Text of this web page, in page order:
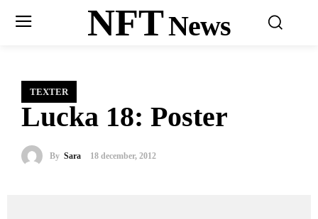
NFTNews
TEXTER
Lucka 18: Poster
By Sara 18 december, 2012